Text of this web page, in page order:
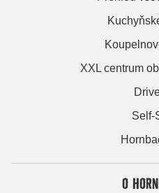
XXL centrum
Self-
O